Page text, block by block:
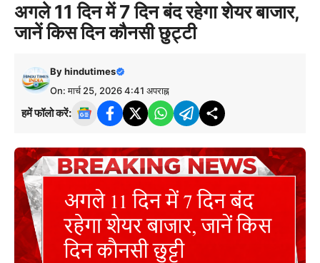
अगले 11 दिन में 7 दिन बंद रहेगा शेयर बाजार,
जानें किस दिन कौनसी छुट्टी
Byhindutimes
On: मार्च 25, 2026 4:41 अपराह्न
हमें फॉलो करें: